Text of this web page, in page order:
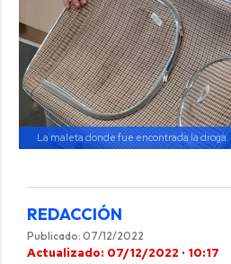
La maleta donde fue encontrada la droga.
REDACCIÓN
Publicado: 07/12/2022
Actualizado: 07/12/2022 · 10:17